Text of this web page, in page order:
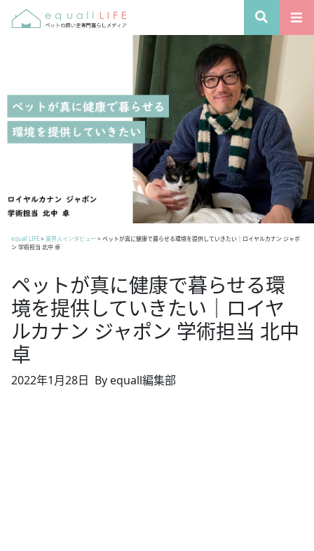
equall LIFE> 業界人インタビュー > ペットが真に健康で暮らせる環境を提供していきたい｜ロイヤルカナン ジャポ
ン 学術担当 北中 卓
ペットが真に健康で暮らせる環
境を提供していきたい｜ロイヤ
ルカナン ジャポン 学術担当 北中
卓
2022年1月28日 By equall編集部